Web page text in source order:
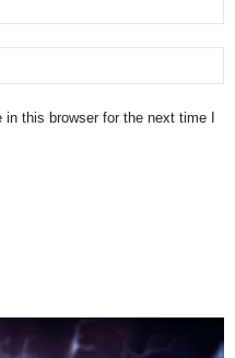
this browser for the next time I